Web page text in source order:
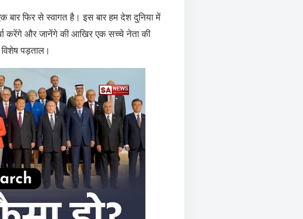
फिर से स्वागत है। इस बार हम देश दुनिया में
करेंगे और जानेंगे की आखिर एक सच्चे नेता की
पड़ताल।